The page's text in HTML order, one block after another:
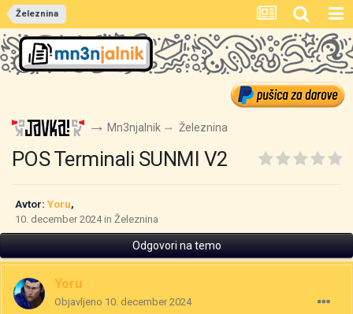
Železnina
Mn3njalnik Železnina
POS Terminali SUNMI V2
Avtor: Yoru,
10. december 2024in Železnina
Odgovori na temo
Yoru
Objavljeno 10. december 2024